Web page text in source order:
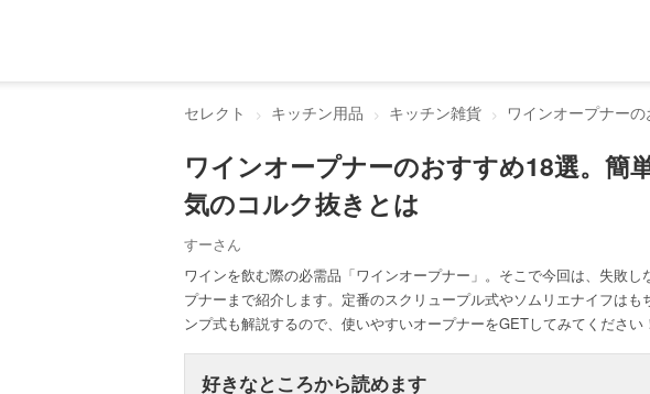
セレクト キッチン用品 キッチン雑貨 ワインオープナー
ワインオープナーのおすすめ18選。簡
気のコルク抜きとは
すーさん
ワインを飲む際の必需品「ワインオープナー」。そこで今回は、失敗
プナーまで紹介します。定番のスクリュープル式やソムリエナイフは
ンプ式も解説するので、使いやすいオープナーをGETしてみてください